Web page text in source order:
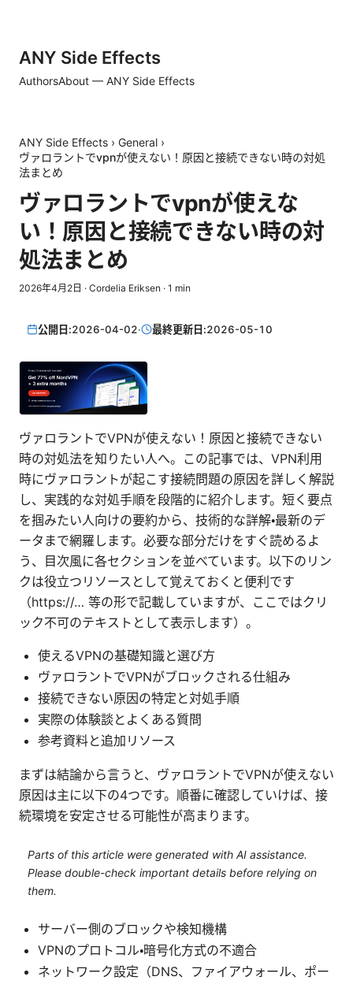
ANY Side Effects
AuthorsAbout — ANY Side Effects
ANY Side Effects › General ›
ヴァロラントでvpnが使えない！原因と接続できない時の対処
法まとめ
ヴァロラントでvpnが使えな
い！原因と接続できない時の対
処法まとめ
2026年4月2日 · Cordelia Eriksen · 1 min
公開日:2026-04-02· 最終更新日:2026-05-10
ヴァロラントでVPNが使えない！原因と接続できない
時の対処法を知りたい人へ。この記事では、VPN利用
時にヴァロラントが起こす接続問題の原因を詳しく解説
し、実践的な対処手順を段階的に紹介します。短く要点
を掴みたい人向けの要約から、技術的な詳解・最新のデ
ータまで網羅します。必要な部分だけをすぐ読めるよ
う、目次風に各セクションを並べています。以下のリン
クは役立つリソースとして覚えておくと便利です
（https://… 等の形で記載していますが、ここではクリ
ック不可のテキストとして表示します）。
使えるVPNの基礎知識と選び方
ヴァロラントでVPNがブロックされる仕組み
接続できない原因の特定と対処手順
実際の体験談とよくある質問
参考資料と追加リソース
まずは結論から言うと、ヴァロラントでVPNが使えない
原因は主に以下の4つです。順番に確認していけば、接
続環境を安定させる可能性が高まります。
Parts of this article were generated with AI assistance.
Please double-check important details before relying on
them.
サーバー側のブロックや検知機構
VPNのプロトコル・暗号化方式の不適合
ネットワーク設定（DNS、ファイアウォール、ポー